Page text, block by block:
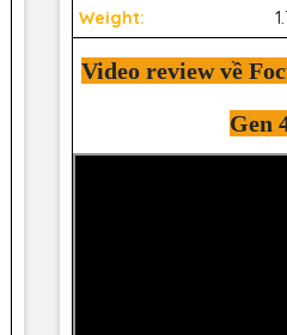
Weight:
Video review về
Gen